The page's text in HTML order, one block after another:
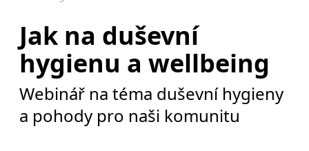
Jak na duševní
hygienu a wellbeing
Webinář na téma duševní hygieny
a pohody pro naši komunitu